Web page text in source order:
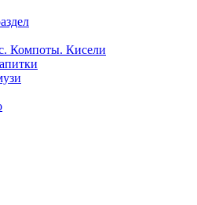
Компоты. Кисели